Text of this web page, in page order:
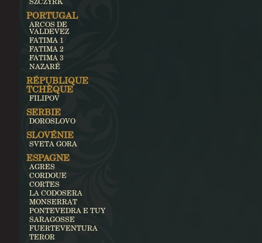
PORTUGAL
ARCOS DE
VALDEVEZ
FATIMA 1
FATIMA 2
FATIMA 3
NAZARÉ
RÉPUBLIQUE
TCHÈQUE
FILIPOV
SERBIE
DOROSLOVO
SLOVÉNIE
SVETA GORA
ESPAGNE
AGRES
CORDOUE
CORTES
LA CODOSERA
MONSERRAT
PONTEVEDRA E TUY
SARAGOSSE
FUERTEVENTURA
TEROR